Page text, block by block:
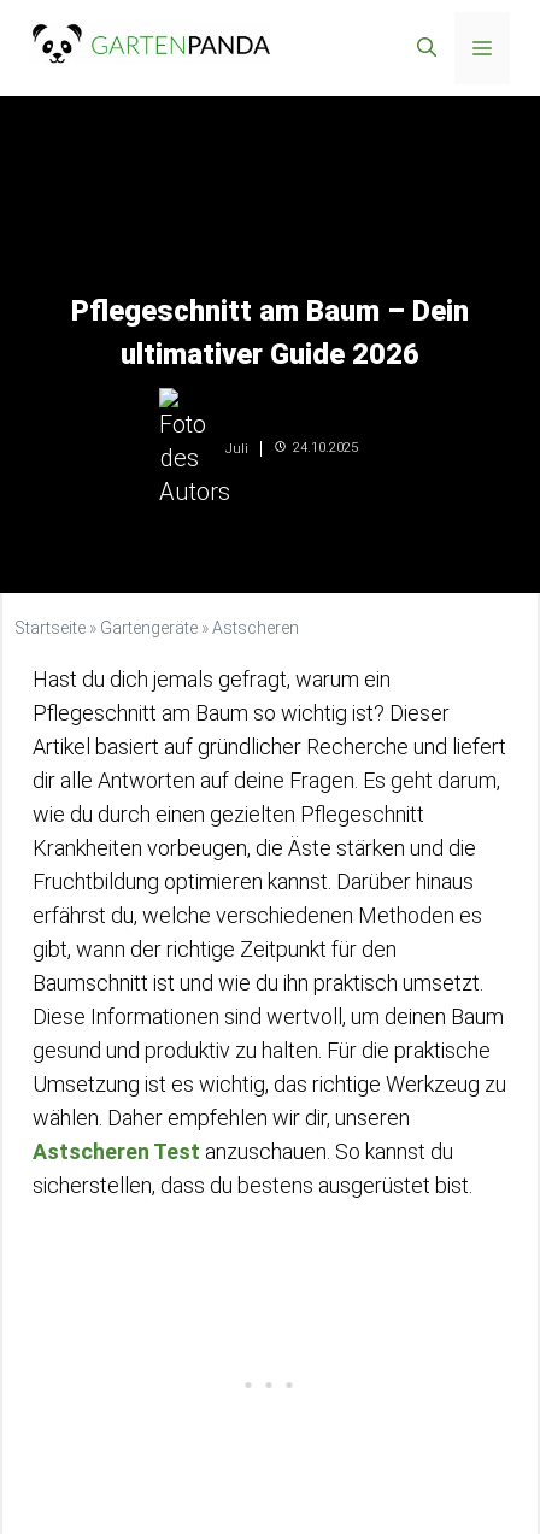
Inhalt
Menü
Pflegeschnitt am Baum – Dein
ultimativer Guide 2026
Juli 24.10.2025
Startseite » Gartengeräte »Astscheren
Hast du dich jemals gefragt, warum ein
Pflegeschnitt am Baum so wichtig ist? Dieser
Artikel basiert auf gründlicher Recherche und liefert
dir alle Antworten auf deine Fragen. Es geht darum,
wie du durch einen gezielten Pflegeschnitt
Krankheiten vorbeugen, die Äste stärken und die
Fruchtbildung optimieren kannst. Darüber hinaus
erfährst du, welche verschiedenen Methoden es
gibt, wann der richtige Zeitpunkt für den
Baumschnitt ist und wie du ihn praktisch umsetzt.
Diese Informationen sind wertvoll, um deinen Baum
gesund und produktiv zu halten. Für die praktische
Umsetzung ist es wichtig, das richtige Werkzeug zu
wählen. Daher empfehlen wir dir, unseren
Astscheren Test anzuschauen. So kannst du
sicherstellen, dass du bestens ausgerüstet bist.